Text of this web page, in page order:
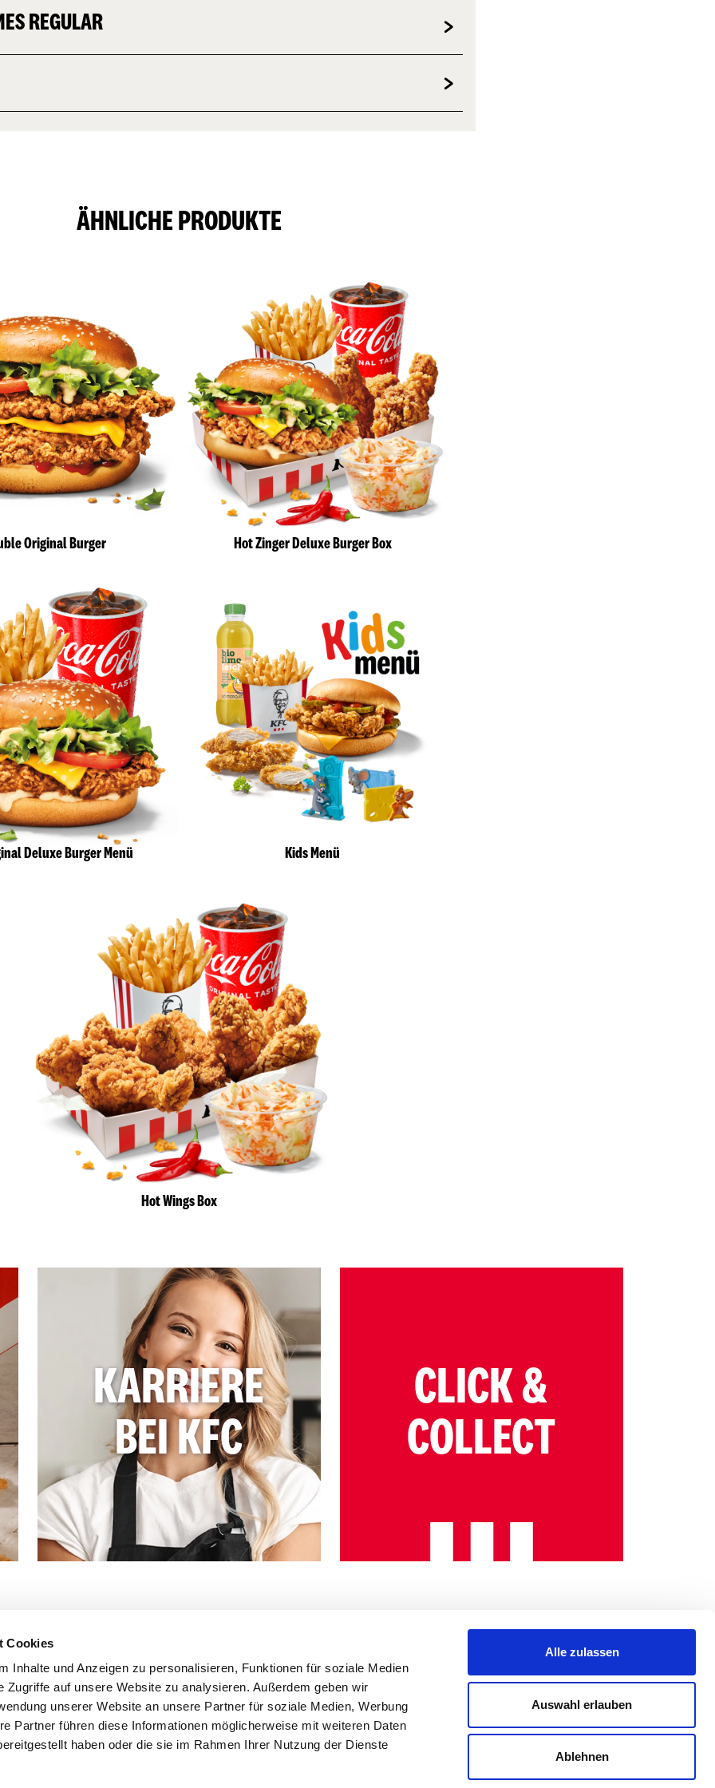
Cookies
Inhalte und Anzeigen zu personalisieren, Funktionen für soziale Medien
Zugriffe auf unsere Website zu analysieren. Außerdem geben wir
unserer Website an unsere Partner für soziale Medien, Werbung
Partner führen diese Informationen möglicherweise mit weiteren Daten
haben oder die sie im Rahmen Ihrer Nutzung der Dienste
Alle zulassen
Auswahl erlauben
Ablehnen
REGULAR
ÄHNLICHE PRODUKTE
Original Burger Hot Zinger Deluxe Burger Box
Deluxe Burger Menü Kids Menü
Hot Wings Box
KARRIERE
BEI KFC
CLICK &
COLLECT